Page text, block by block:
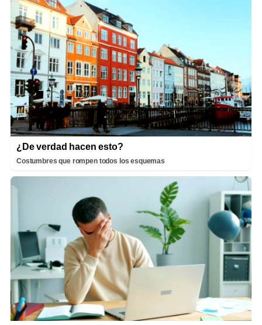
¿De verdad hacen esto?
Costumbres que rompen todos los esquemas